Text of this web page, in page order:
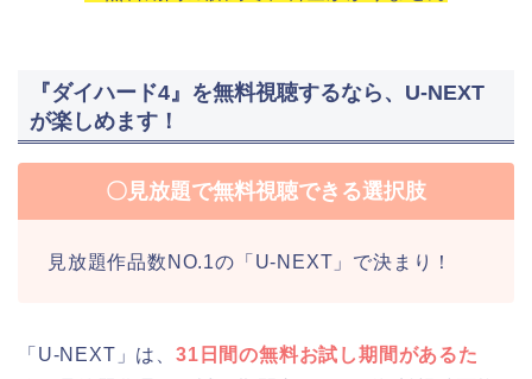
『ダイハード4』を無料視聴するなら、U-NEXT
が楽しめます！
〇見放題で無料視聴できる選択肢
見放題作品数NO.1の「U-NEXT」で決まり！
「U-NEXT」は、 31日間の無料お試し期間があるた